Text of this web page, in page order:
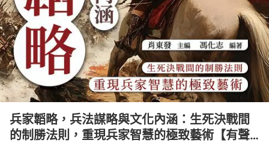
日本購物 電子/紙本書
HOT
兵家韜略，兵法謀略與文化內涵：生死決戰間
的制勝法則，重現兵家智慧的極致藝術【有聲